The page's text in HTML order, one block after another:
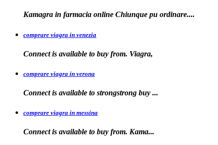
Kamagra in farmacia online Chiunque pu ordinare....
comprare viagra in venezia
Connect is available to buy from. Viagra,
comprare viagra in verona
Connect is available to strongstrong buy ...
comprare viagra in messina
Connect is available to buy from. Kama...